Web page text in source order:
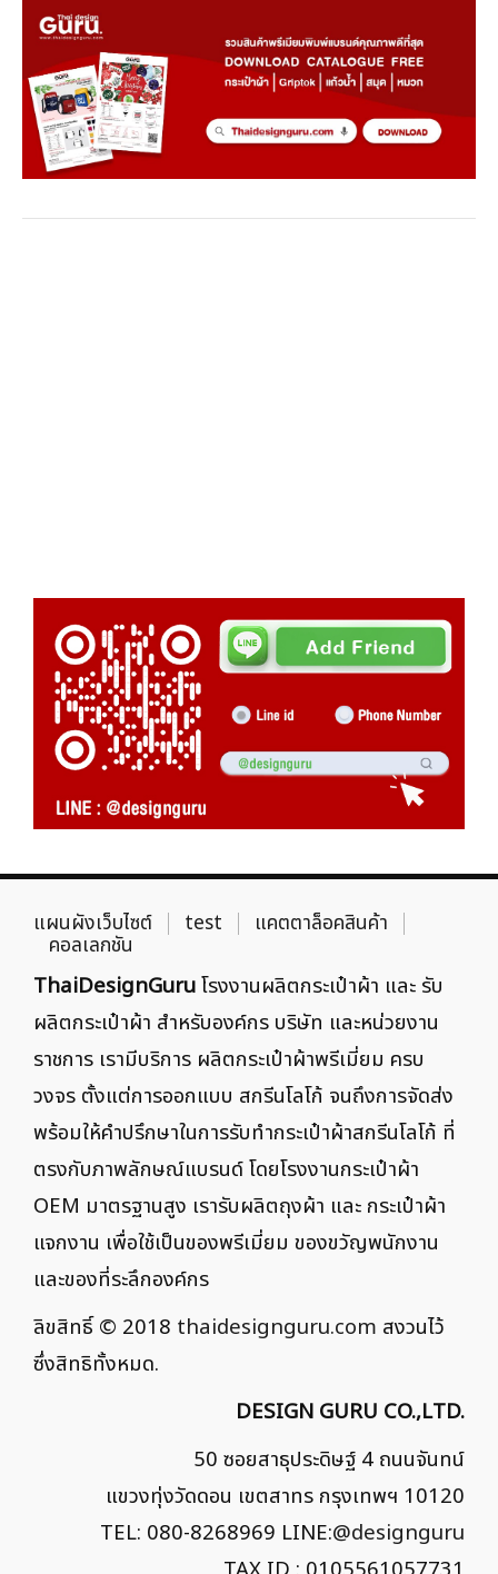
แผนผังเว็บไซต์ test แคตตาล็อคสินค้า
คอลเลกชัน
ThaiDesignGuruโรงงานผลิตกระเป๋าผ้า และ รับ
ผลิตกระเป๋าผ้า สำหรับองค์กร บริษัท และหน่วยงาน
ราชการ เรามีบริการ ผลิตกระเป๋าผ้าพรีเมี่ยม ครบ
วงจร ตั้งแต่การออกแบบ สกรีนโลโก้ จนถึงการจัดส่ง
พร้อมให้คำปรึกษาในการรับทำกระเป๋าผ้าสกรีนโลโก้ ที่
ตรงกับภาพลักษณ์แบรนด์ โดยโรงงานกระเป๋าผ้า
OEM มาตรฐานสูง เรารับผลิตถุงผ้า และ กระเป๋าผ้า
แจกงาน เพื่อใช้เป็นของพรีเมี่ยม ของขวัญพนักงาน
และของที่ระลึกองค์กร
ลิขสิทธิ์ © 2018 thaidesignguru.com สงวนไว้
ซึ่งสิทธิทั้งหมด.
DESIGN GURU CO.,LTD.
50 ซอยสาธุประดิษฐ์ 4 ถนนจันทน์
แขวงทุ่งวัดดอน เขตสาทร กรุงเทพฯ 10120
TEL: 080-8268969 LINE:@designguru